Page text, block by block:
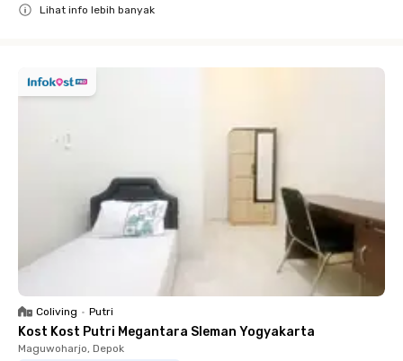
Lihat info lebih banyak
Coliving • Putri
Kost Kost Putri Megantara Sleman Yogyakarta
Maguwoharjo, Depok